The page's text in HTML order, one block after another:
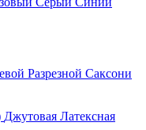
Разрезной Саксони
Джутовая Латексная